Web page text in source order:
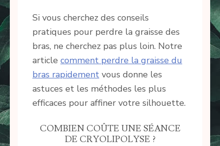
Si vous cherchez des conseils
pratiques pour perdre la graisse des
bras, ne cherchez pas plus loin. Notre
article comment perdre la graisse du
bras rapidement vous donne les
astuces et les méthodes les plus
efficaces pour affiner votre silhouette.
COMBIEN COÛTE UNE SÉANCE
DE CRYOLIPOLYSE ?